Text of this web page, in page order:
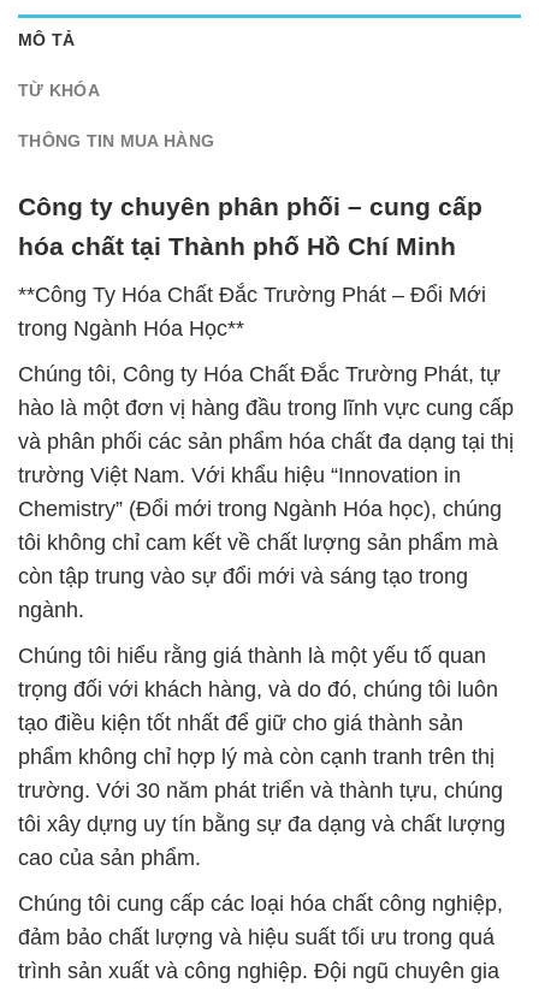
MÔ TẢ
TỪ KHÓA
THÔNG TIN MUA HÀNG
Công ty chuyên phân phối – cung cấp
hóa chất tại Thành phố Hồ Chí Minh
**Công Ty Hóa Chất Đắc Trường Phát – Đổi Mới
trong Ngành Hóa Học**
Chúng tôi, Công ty Hóa Chất Đắc Trường Phát, tự
hào là một đơn vị hàng đầu trong lĩnh vực cung cấp
và phân phối các sản phẩm hóa chất đa dạng tại thị
trường Việt Nam. Với khẩu hiệu “Innovation in
Chemistry” (Đổi mới trong Ngành Hóa học), chúng
tôi không chỉ cam kết về chất lượng sản phẩm mà
còn tập trung vào sự đổi mới và sáng tạo trong
ngành.
Chúng tôi hiểu rằng giá thành là một yếu tố quan
trọng đối với khách hàng, và do đó, chúng tôi luôn
tạo điều kiện tốt nhất để giữ cho giá thành sản
phẩm không chỉ hợp lý mà còn cạnh tranh trên thị
trường. Với 30 năm phát triển và thành tựu, chúng
tôi xây dựng uy tín bằng sự đa dạng và chất lượng
cao của sản phẩm.
Chúng tôi cung cấp các loại hóa chất công nghiệp,
đảm bảo chất lượng và hiệu suất tối ưu trong quá
trình sản xuất và công nghiệp. Đội ngũ chuyên gia